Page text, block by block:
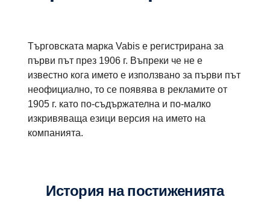
Търговската марка Vabis е регистрирана за
първи път през 1906 г. Въпреки че не е
известно кога името е използвано за първи път
неофициално, то се появява в рекламите от
1905 г. като по-съдържателна и по-малко
изкривяваща езици версия на името на
компанията.
История на постиженията